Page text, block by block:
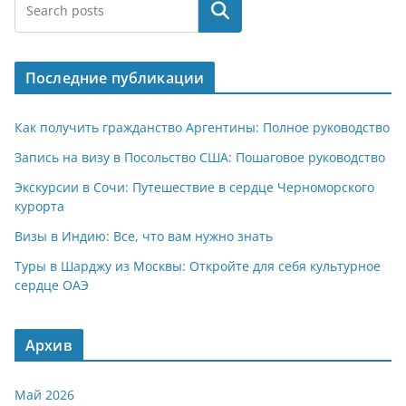
at
s
A
p
p
e
gr
a
m
o
kl
a
ss
ni
ki
п
р
в
и
т
ь
Поиск
Последние публикации
Как получить гражданство Аргентины: Полное руководство
Запись на визу в Посольство США: Пошаговое руководство
Экскурсии в Сочи: Путешествие в сердце Черноморского
курорта
Визы в Индию: Все, что вам нужно знать
Туры в Шарджу из Москвы: Откройте для себя культурное
сердце ОАЭ
Архив
Май 2026